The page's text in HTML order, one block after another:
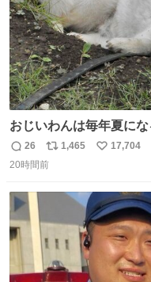
おじいわんは毎年夏に
って涼んでた。 たまに
あったが、退かさず怒
返
信
26
リ
ポ
数
1,465
い
数
17,704
20時間前